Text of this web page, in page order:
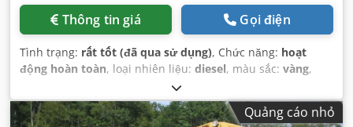
Thông tin giá Gọi điện
Tình trạng: rất tốt (đã qua sử dụng), Chức năng: hoạt
động hoàn toàn, loại nhiên liệu: diesel, màu sắc: vàng,
, tình trạng truyền động:
phần trăm, số chỗ ngồi:1, số máy/phương tiện:
KM&EW144, Thiết bị:cabin, thuỷ lực, Quảng cáo nhỏ